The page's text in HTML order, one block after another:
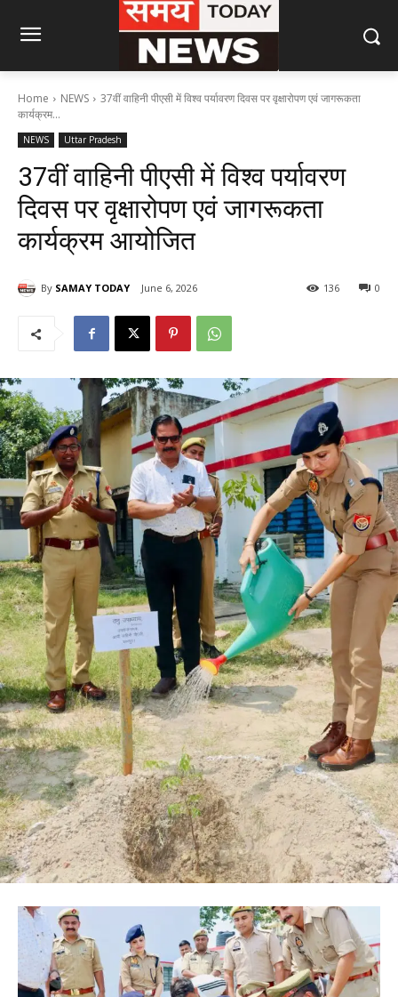
Home NEWS
37वीं वाहिनी पीएसी में विश्व पर्यावरण दिवस पर वृक्षारोपण एवं जागरूकता
कार्यक्रम...
NEWS Uttar Pradesh
37वीं वाहिनी पीएसी में विश्व पर्यावरण
दिवस पर वृक्षारोपण एवं जागरूकता
कार्यक्रम आयोजित
By SAMAY TODAY June 6, 2026 0
136